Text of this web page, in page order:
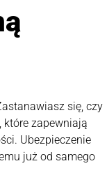
się, czy
które zapewniają
Ubezpieczenie
już od samego